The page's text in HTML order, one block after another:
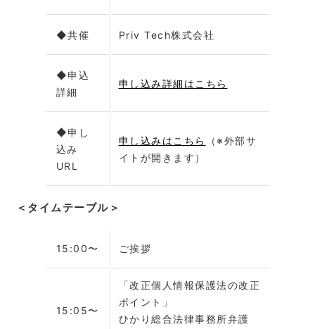
◆共催 Priv Tech株式会社
◆申込
詳細
申し込み詳細はこちら
◆申し
込み
URL
申し込みはこちら
（※外部サ
イトが開きます）
＜タイムテーブル＞
15:00〜 ご挨拶
15:05〜
「改正個人情報保護法の改正
ポイント」
ひかり総合法律事務所弁護